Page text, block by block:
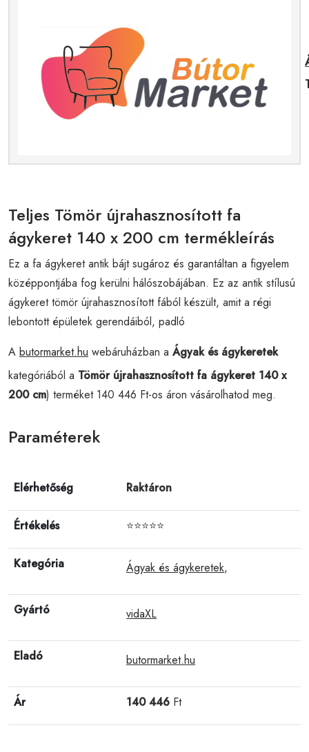
Teljes Tömör újrahasznosított fa
ágykeret 140 x 200 cm termékleírás
Ez a fa ágykeret antik bájt sugároz és garantáltan a figyelem
középpontjába fog kerülni hálószobájában. Ez az antik stílusú
ágykeret tömör újrahasznosított fából készült, amit a régi
lebontott épületek gerendáiból, padló
A butormarket.hu webáruházban a Ágyak és ágykeretek
kategóriából a Tömör újrahasznosított fa ágykeret 140 x
200 cm) terméket 140 446 Ft-os áron vásárolhatod meg.
Paraméterek
Elérhetőség Raktáron
Értékelés ⭐⭐⭐⭐⭐
Kategória Ágyak és ágykeretek,
Gyártó vidaXL
Eladó butormarket.hu
Ár 140 446 Ft